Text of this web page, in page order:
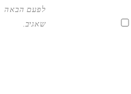
לפעם הבאה
שאגיב.